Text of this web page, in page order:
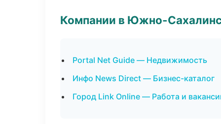
Компании в Южно-
Portal Net Guide — Недвижимость
Инфо News Direct — Бизнес-каталог
Город Link Online — Работа и